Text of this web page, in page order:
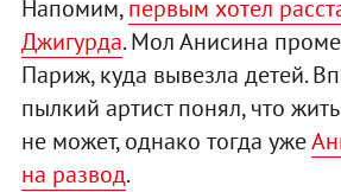
Напомим,первым хотел
Джигурда. Мол Анисина
Париж, куда вывезла детей.
пылкий артист понял, что
не может, однако тогда уже
на развод.